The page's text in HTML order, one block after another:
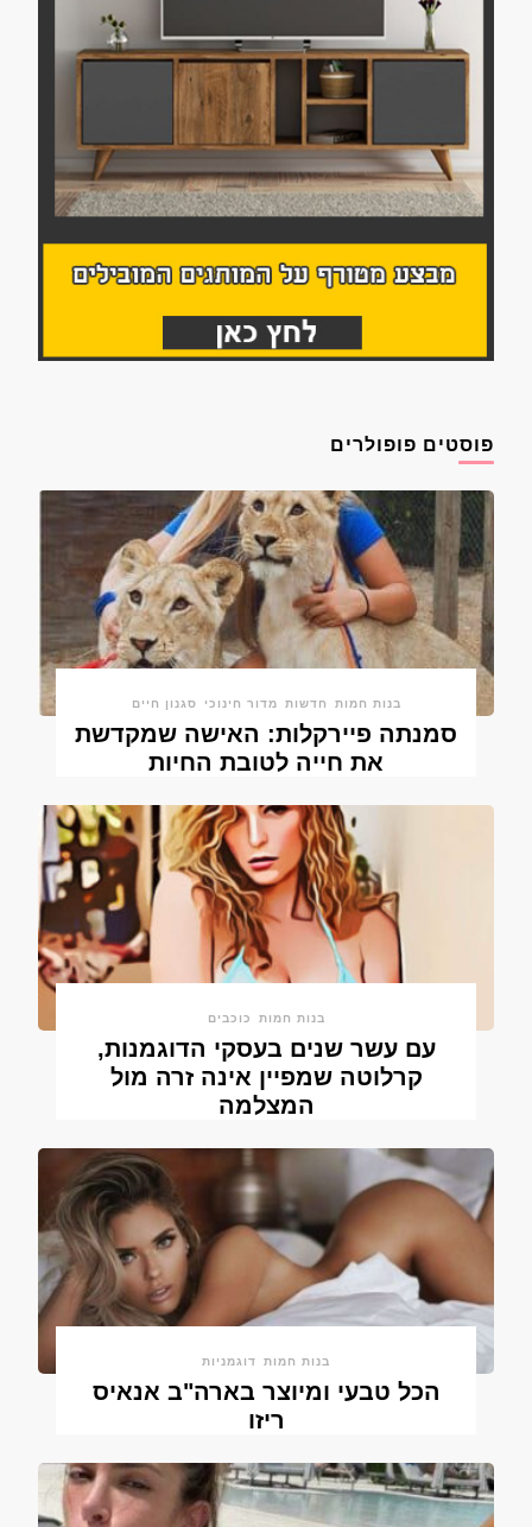
פוסטים פופולרים
בנות חמות חדשות מדור חינוכי סגנון חיים
סמנתה פיירקלות: האישה שמקדשת
את חייה לטובת החיות
בנות חמות כוכבים
עם עשר שנים בעסקי הדוגמנות,
קרלוטה שמפיין אינה זרה מול
המצלמה
בנות חמות דוגמניות
הכל טבעי ומיוצר בארה"ב אנאיס
ריזו